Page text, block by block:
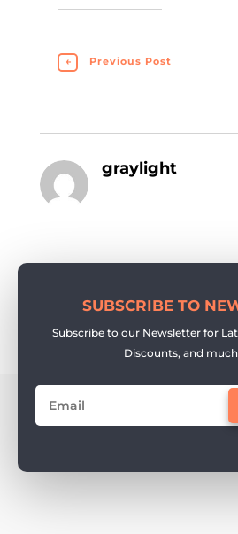
← Previous Post
graylight
SUBSCRIBE TO
Subscribe to our Newsletter for
Discounts, and